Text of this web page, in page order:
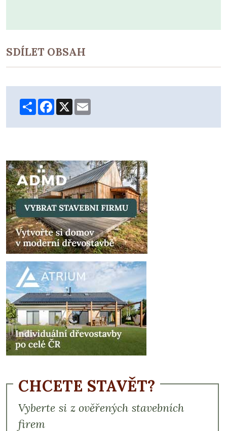
SDÍLET OBSAH
ShareFacebook
X
CHCETE STAVĚT?
Vyberte si z ověřených stavebních
firem